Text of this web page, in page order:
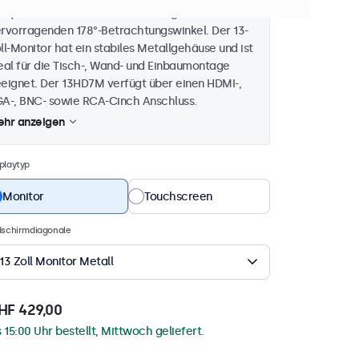
178°-Betrachtungswinkel. Der 13-
Monitor hat ein stabiles Metallgehäuse und ist
für die Tisch-, Wand- und Einbaumontage
Der 13HD7M verfügt über einen HDMI-,
, BNC- sowie RCA-Cinch Anschluss.
anzeigen
Monitor Touchscreen
13 Zoll Monitor Metall
429,00
15:00 Uhr bestellt, Mittwoch geliefert.